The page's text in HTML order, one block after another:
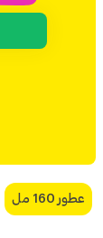
عطور 160 مل